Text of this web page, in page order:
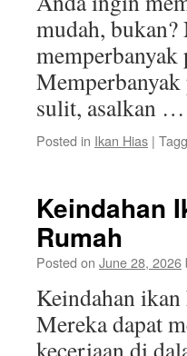
mudah,
sulit, asalkan …
Posted in Ikan Hias |
Keindahan
Rumah
Posted on June 28, 2026
Keindahan
Mereka dapat
keceriaan di